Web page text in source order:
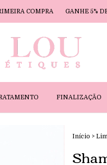
GANHE 5% DE
FINALIZAÇÃO
Início >